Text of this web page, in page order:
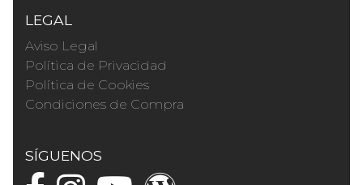
LEGAL
Aviso Legal
Política de Privacidad
Política de Cookies
Condiciones de Compra
SÍGUENOS